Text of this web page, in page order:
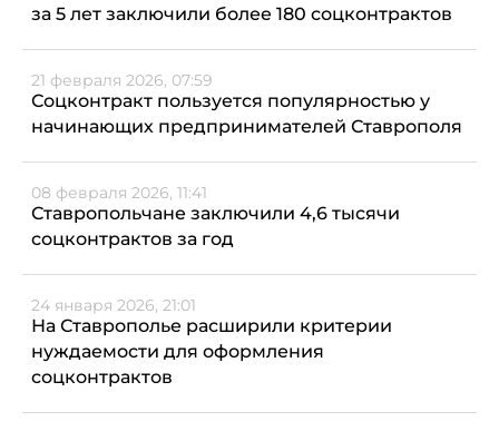
за 5 лет заключили более 180 соцконтрактов
21 февраля 2026, 07:59
Соцконтракт пользуется популярностью у
начинающих предпринимателей Ставрополя
08 февраля 2026, 11:41
Ставропольчане заключили 4,6 тысячи
соцконтрактов за год
24 января 2026, 21:01
На Ставрополье расширили критерии
нуждаемости для оформления
соцконтрактов